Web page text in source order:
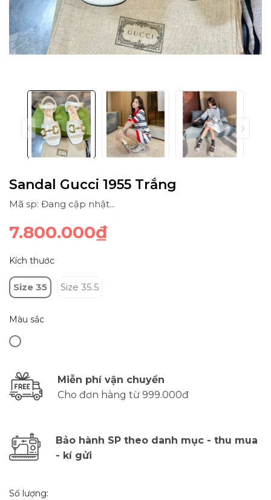
Sandal Gucci 1955 Trắng
Mã sp: Đang cập nhật...
7.800.000₫
Kích thước
Size 35 Size 35.5
Màu sắc
Miễn phí vận chuyển
Cho đơn hàng từ 999.000đ
Bảo hành SP theo danh mục - thu mua
- kí gửi
Số lượng: